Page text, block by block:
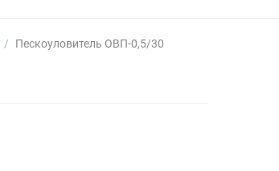
/ Пескоуловитель ОВП-0,5/30